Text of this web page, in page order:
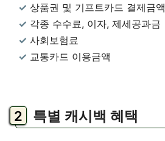
상품권 및 기프트카드 결제금액
각종 수수료, 이자, 제세공과금
사회보험료
교통카드 이용금액
특별 캐시백 혜택